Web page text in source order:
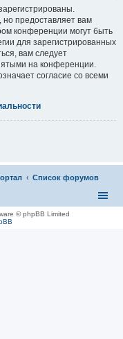
но предоставляет вам
конференции могут быть
для зарегистрированных
вам следует
на конференции.
согласие со всеми
Список форумов
© phpBB Limited